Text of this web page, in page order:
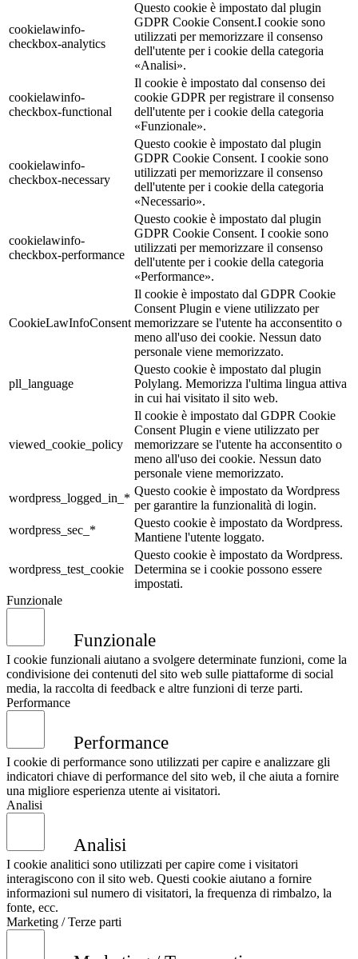
cookielawinfo-
checkbox-analytics
Questo cookie è impostato dal plugin
GDPR Cookie Consent.I cookie sono
utilizzati per memorizzare il consenso
dell'utente per i cookie della categoria
«Analisi».
cookielawinfo-
checkbox-functional
Il cookie è impostato dal consenso dei
cookie GDPR per registrare il consenso
dell'utente per i cookie della categoria
«Funzionale».
cookielawinfo-
checkbox-necessary
Questo cookie è impostato dal plugin
GDPR Cookie Consent. I cookie sono
utilizzati per memorizzare il consenso
dell'utente per i cookie della categoria
«Necessario».
cookielawinfo-
checkbox-performance
Questo cookie è impostato dal plugin
GDPR Cookie Consent. I cookie sono
utilizzati per memorizzare il consenso
dell'utente per i cookie della categoria
«Performance».
CookieLawInfoConsent
Il cookie è impostato dal GDPR Cookie
Consent Plugin e viene utilizzato per
memorizzare se l'utente ha acconsentito o
meno all'uso dei cookie. Nessun dato
personale viene memorizzato.
pll_language
Questo cookie è impostato dal plugin
Polylang. Memorizza l'ultima lingua attiva
in cui hai visitato il sito web.
viewed_cookie_policy
Il cookie è impostato dal GDPR Cookie
Consent Plugin e viene utilizzato per
memorizzare se l'utente ha acconsentito o
meno all'uso dei cookie. Nessun dato
personale viene memorizzato.
wordpress_logged_in_*
Questo cookie è impostato da Wordpress
per garantire la funzionalità di login.
wordpress_sec_*
Questo cookie è impostato da Wordpress.
Mantiene l'utente loggato.
wordpress_test_cookie
Questo cookie è impostato da Wordpress.
Determina se i cookie possono essere
impostati.
Funzionale
Funzionale
I cookie funzionali aiutano a svolgere determinate funzioni, come la
condivisione dei contenuti del sito web sulle piattaforme di social
media, la raccolta di feedback e altre funzioni di terze parti.
Performance
Performance
I cookie di performance sono utilizzati per capire e analizzare gli
indicatori chiave di performance del sito web, il che aiuta a fornire
una migliore esperienza utente ai visitatori.
Analisi
Analisi
I cookie analitici sono utilizzati per capire come i visitatori
interagiscono con il sito web. Questi cookie aiutano a fornire
informazioni sul numero di visitatori, la frequenza di rimbalzo, la
fonte, ecc.
Marketing / Terze parti